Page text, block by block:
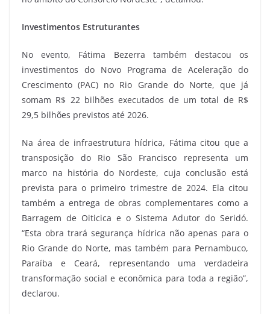
Investimentos Estruturantes
No evento, Fátima Bezerra também destacou os
investimentos do Novo Programa de Aceleração do
Crescimento (PAC) no Rio Grande do Norte, que já
somam R$ 22 bilhões executados de um total de R$
29,5 bilhões previstos até 2026.
Na área de infraestrutura hídrica, Fátima citou que a
transposição do Rio São Francisco representa um
marco na história do Nordeste, cuja conclusão está
prevista para o primeiro trimestre de 2024. Ela citou
também a entrega de obras complementares como a
Barragem de Oiticica e o Sistema Adutor do Seridó.
“Esta obra trará segurança hídrica não apenas para o
Rio Grande do Norte, mas também para Pernambuco,
Paraíba e Ceará, representando uma verdadeira
transformação social e econômica para toda a região”,
declarou.